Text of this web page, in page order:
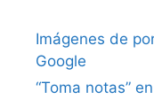
Imágenes de
Google
“Toma notas”